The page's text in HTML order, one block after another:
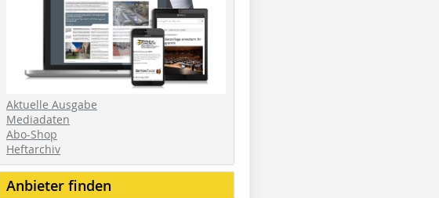
Aktuelle Ausgabe
Mediadaten
Abo-Shop
Heftarchiv
Anbieter finden